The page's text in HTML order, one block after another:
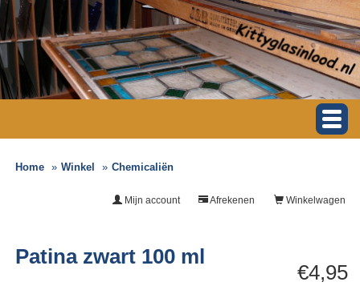
Home Winkel Chemicaliën
Winkelwagen
Afrekenen
Mijn account
€4,95
Patina zwart 100 ml